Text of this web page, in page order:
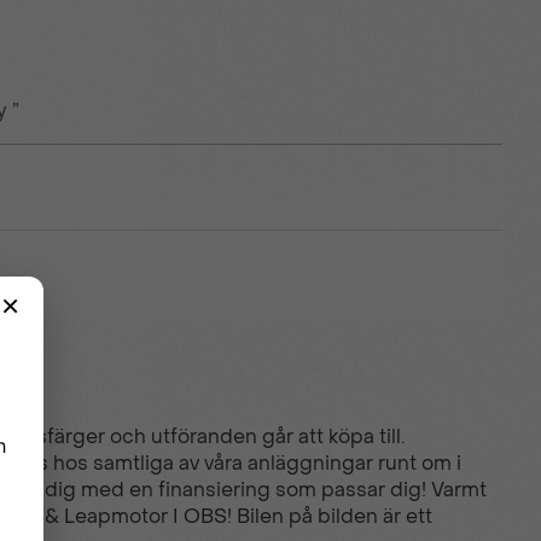
”
och utföranden går att köpa till.
hos samtliga av våra anläggningar runt om i
dig med en finansiering som passar dig! Varmt
& Leapmotor I OBS! Bilen på bilden är ett